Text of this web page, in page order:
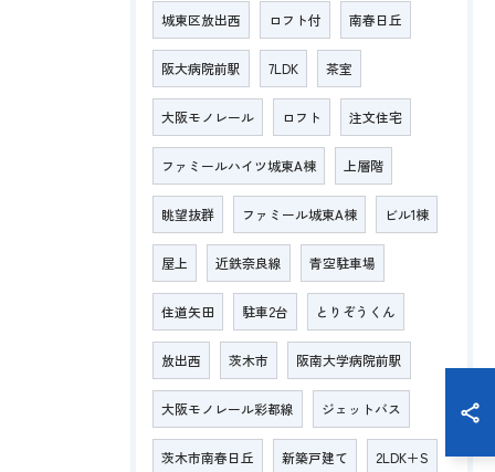
城東区放出西 ロフト付 南春日丘
阪大病院前駅 7LDK 茶室
大阪モノレール ロフト 注文住宅
ファミールハイツ城東A棟 上層階
眺望抜群 ファミール城東A棟 ビル1棟
屋上 近鉄奈良線 青空駐車場
住道矢田 駐車2台 とりぞうくん
放出西 茨木市 阪南大学病院前駅
大阪モノレール彩都線 ジェットバス
茨木市南春日丘 新築戸建て 2LDK＋S